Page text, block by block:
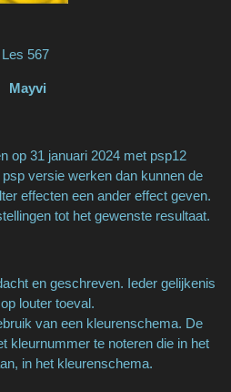
Les 567
Mayvi
op 31 januari 2024 met psp12
versie werken dan kunnen de
effecten een ander effect geven.
tot het gewenste resultaat.
en geschreven. Ieder gelijkenis
louter toeval.
van een kleurenschema. De
kleurnummer te noteren die in het
in het kleurenschema.